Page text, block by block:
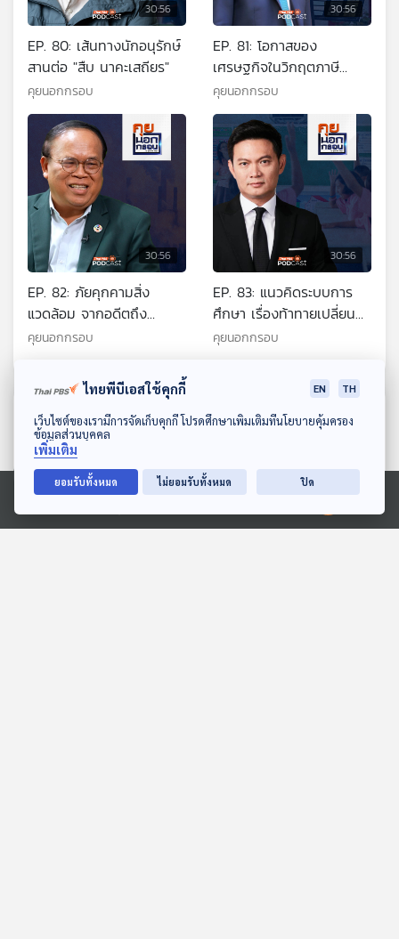
ดาวน์โหลด Thai PBS Podcast Application
Ⓒ 2020 องค์การกระจายเสียงและแพร่ภาพสาธารณะแห่งประเทศไทย
30:56
EP. 80: เส้นทางนักอนุรักษ์
สานต่อ "สืบ นาคะเสถียร"
คุยนอกกรอบ
30:56
EP. 81: โอกาสของ
เศรษฐกิจในวิกฤตภาษี
ทรัมป์
คุยนอกกรอบ
30:56
EP. 82: ภัยคุกคามสิ่ง
แวดล้อม จากอดีตถึง
ปัจจุบันและในอนาคต
คุยนอกกรอบ
30:56
EP. 83: แนวคิดระบบการ
ศึกษา เรื่องท้าทายเปลี่ยน
ประเทศไทย
คุยนอกกรอบ
ตอนที่เกี่ยวข้อง
ไทยพีบีเอสใช้คุกกี้ EN TH
เว็บไซต์ของเรามีการจัดเก็บคุกกี้ โปรดศึกษาเพิ่มเติมที่นโยบายคุ้มครอง
ข้อมูลส่วนบุคคล
เพิ่มเติม
ยอมรับทั้งหมด ไม่ยอมรับทั้งหมด ปิด